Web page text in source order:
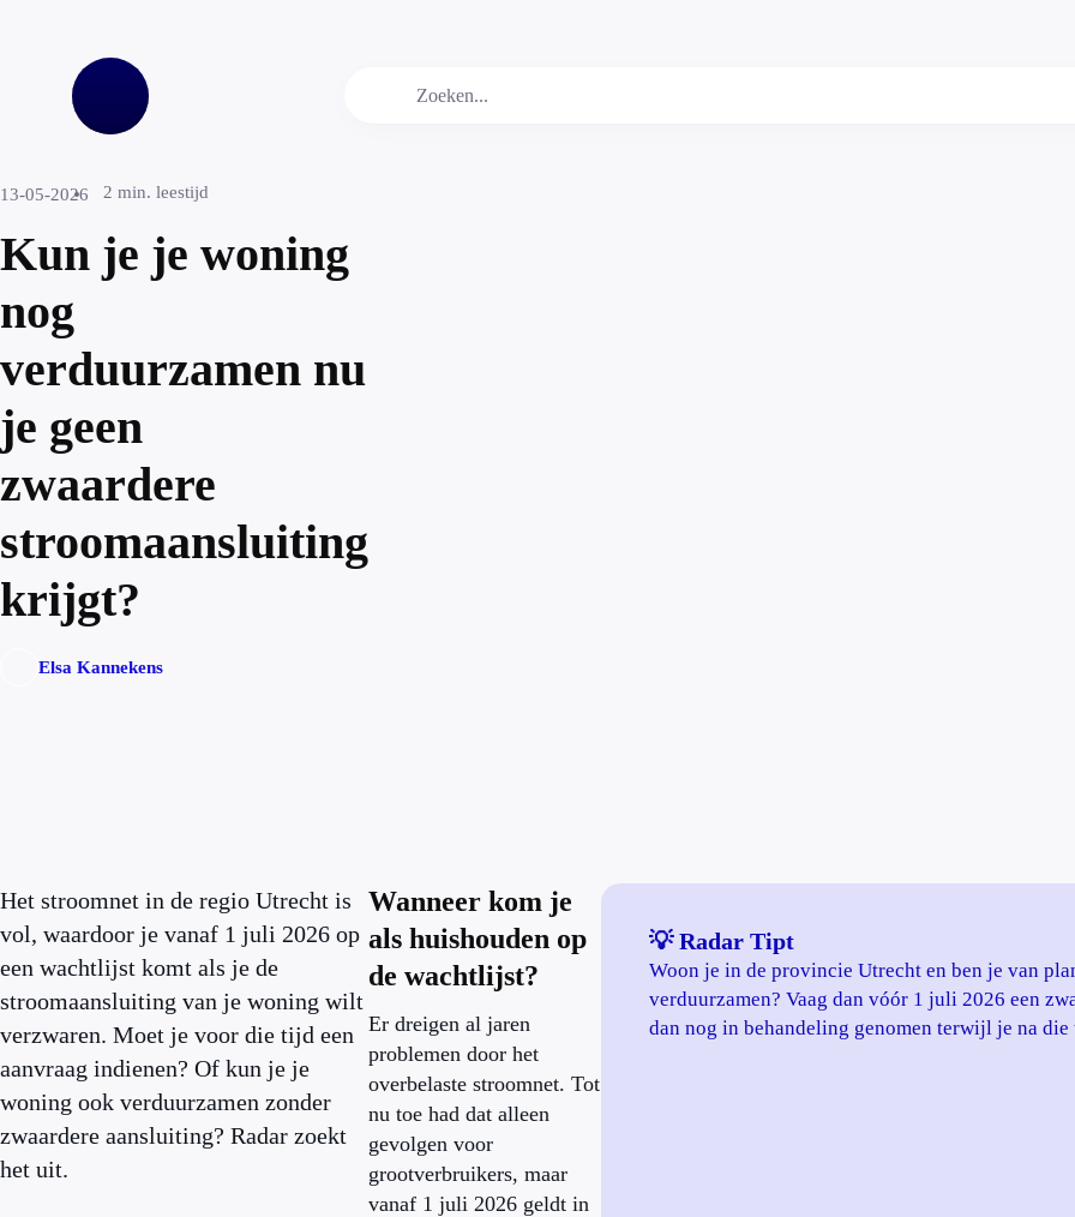
13-05-2026 2 min. leestijd
Kun je je woning
nog
verduurzamen nu
je geen
zwaardere
stroomaansluiting
krijgt?
Elsa Kannekens
Het stroomnet in de regio Utrecht is
vol, waardoor je vanaf 1 juli 2026 op
een wachtlijst komt als je de
stroomaansluiting van je woning wilt
verzwaren. Moet je voor die tijd een
aanvraag indienen? Of kun je je
woning ook verduurzamen zonder
zwaardere aansluiting? Radar zoekt
het uit.
Wanneer kom je
als huishouden op
de wachtlijst?
Er dreigen al jaren
problemen door het
overbelaste stroomnet. Tot
nu toe had dat alleen
gevolgen voor
grootverbruikers, maar
vanaf 1 juli 2026 geldt in
💡 Radar Tipt
Woon je in de provincie Utrecht en ben je van
verduurzamen? Vaag dan vóór 1 juli 2026 een
dan nog in behandeling genomen terwijl je na